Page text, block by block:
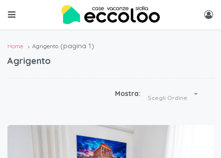
Home Agrigento (pagina 1)
Agrigento
Mostra: Scegli Ordine